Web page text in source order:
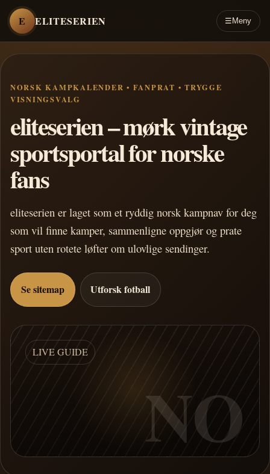
E ELITESERIEN ☰ Meny
NORSK KAMPKALENDER • FANPRAT • TRYGGE
VISNINGSVALG
eliteserien – mørk vintage
sportsportal for norske
fans
eliteserien er laget som et ryddig norsk kampnav for deg
som vil finne kamper, sammenligne oppgjør og prate
sport uten rotete løfter om ulovlige sendinger.
Se sitemap Utforsk fotball
LIVE GUIDE
NO